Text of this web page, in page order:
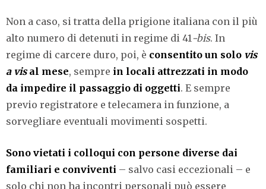
Non a caso, si tratta della prigione italiana con il più
alto numero di detenuti in regime di 41 -bis. In
regime di carcere duro, poi, è consentito un solo vis
a visal mese, sempre in locali attrezzati in modo
da impedire il passaggio di oggetti. E sempre
previo registratore e telecamera in funzione, a
sorvegliare eventuali movimenti sospetti.
Sono vietati i colloqui con persone diverse dai
familiari e conviventi – salvo casi eccezionali – e
solo chi non ha incontri personali può essere